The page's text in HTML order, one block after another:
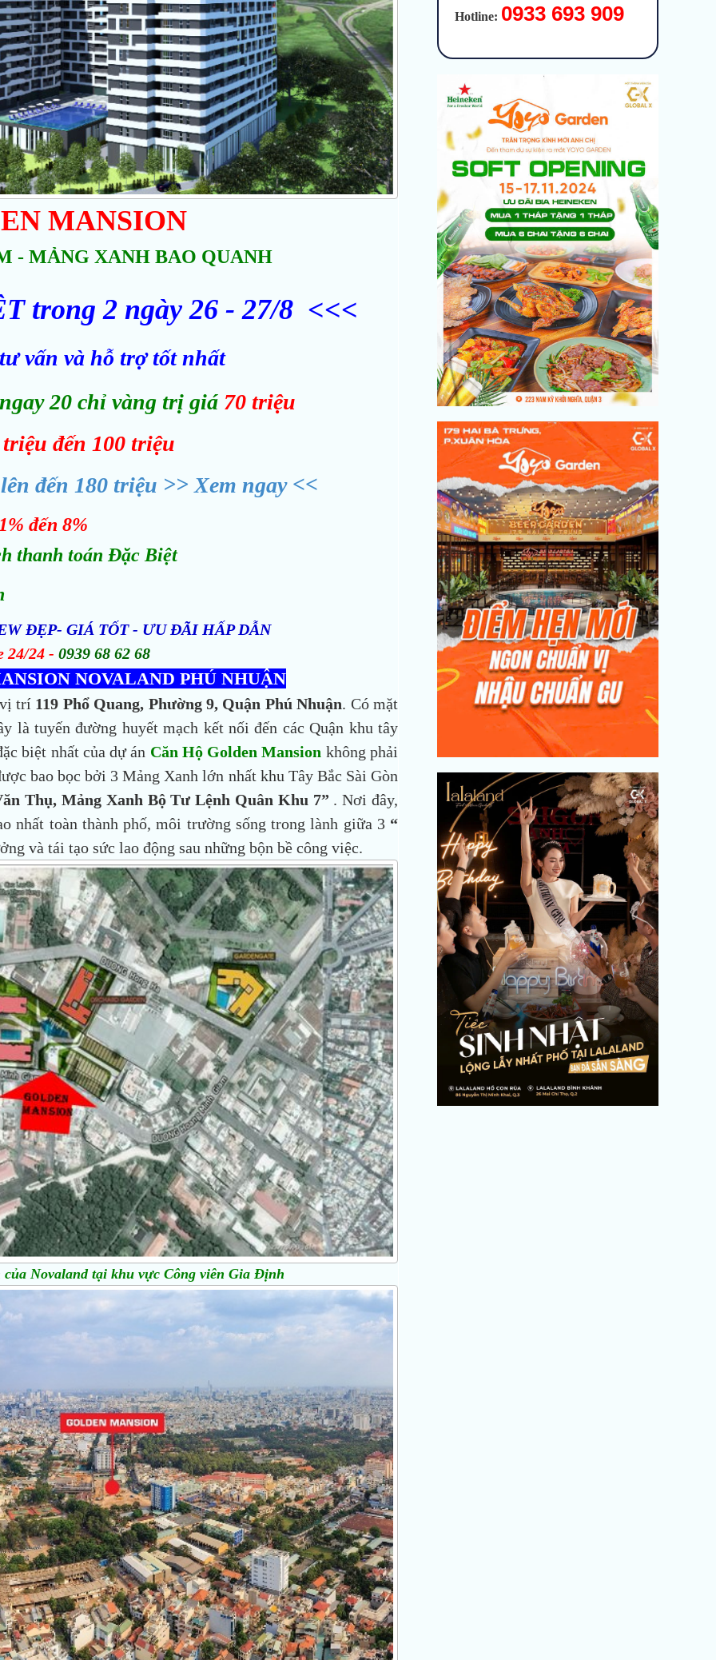
MANSION
- MẢNG XANH BAO QUANH
trong 2 ngày 26 - 27/8 <<<
vấn và hỗ trợ tốt nhất
20 chỉ vàng trị giá 70 triệu
đến 100 triệu
đến 180 triệu >> Xem ngay <<
đến 8%
thanh toán Đặc Biệt
ĐẸP- GIÁ TỐT - ƯU ĐÃI HẤP DẪN
24/24 - 0939 68 62 68
NOVALAND PHÚ NHUẬN
trí 119 Phổ Quang, Phường 9, Quận Phú Nhuận. Có mặt
là tuyến đường huyết mạch kết nối đến các Quận khu tây
biệt nhất của dự án Căn Hộ Golden Mansion không phải
bao bọc bởi 3 Mảng Xanh lớn nhất khu Tây Bắc Sài Gòn
Thụ, Mảng Xanh Bộ Tư Lệnh Quân Khu 7” . Nơi đây,
nhất toàn thành phố, môi trường sống trong lành giữa 3 “
và tái tạo sức lao động sau những bộn bề công việc.
Novaland tại khu vực Công viên Gia Định
Hotline: 0933 693 909